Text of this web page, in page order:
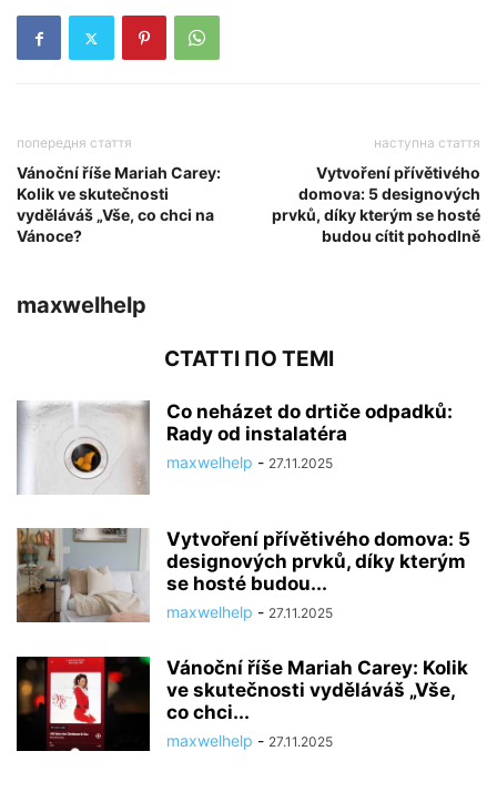
попередня стаття
Vánoční říše Mariah Carey:
Kolik ve skutečnosti
vyděláváš „Vše, co chci na
Vánoce?
наступна стаття
Vytvoření přívětivého
domova: 5 designových
prvků, díky kterým se hosté
budou cítit pohodlně
maxwelhelp
СТАТТІ ПО ТЕМІ
Co neházet do drtiče odpadků:
Rady od instalatéra
maxwelhelp - 27.11.2025
Vytvoření přívětivého domova: 5
designových prvků, díky kterým
se hosté budou...
maxwelhelp - 27.11.2025
Vánoční říše Mariah Carey: Kolik
ve skutečnosti vyděláváš „Vše,
co chci...
maxwelhelp - 27.11.2025